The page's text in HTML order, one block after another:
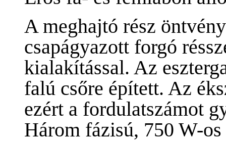
A meghajtó rész
csapágyazott forgó
kialakítással. Az
falú csőre épített. Az
ezért a fordulatszámot
Három fázisú, 750 W-